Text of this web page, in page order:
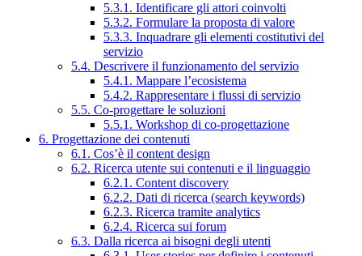
5.3.1. Identificare gli attori coinvolti
5.3.2. Formulare la proposta di valore
5.3.3. Inquadrare gli elementi costitutivi del
servizio
5.4. Descrivere il funzionamento del servizio
5.4.1. Mappare l’ecosistema
5.4.2. Rappresentare i flussi di servizio
5.5. Co-progettare le soluzioni
5.5.1. Workshop di co-progettazione
6. Progettazione dei contenuti
6.1. Cos’è il content design
6.2. Ricerca utente sui contenuti e il linguaggio
6.2.1. Content discovery
6.2.2. Dati di ricerca (search keywords)
6.2.3. Ricerca tramite analytics
6.2.4. Ricerca sui forum
6.3. Dalla ricerca ai bisogni degli utenti